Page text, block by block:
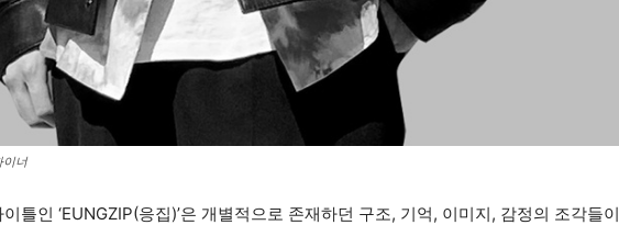
이너
틀인 ‘EUNGZIP(응집)’은 개별적으로 존재하던 구조, 기억, 이미지, 감정의 조각들이